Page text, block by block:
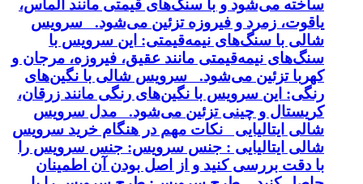
ساخته می‌شود و با سنگ‌های قیمتی مانند الماس،
یاقوت، زمرد و فیروزه تزئین می‌شود. سرویس
شالی با سنگ‌های نیمه‌قیمتی: این سرویس با
سنگ‌های نیمه‌قیمتی مانند عقیق، فیروزه، مرجان و
کهربا تزئین می‌شود. سرویس شالی با نگین‌های
رنگی: این سرویس با نگین‌های رنگی مانند زرقان،
کریستال و چینی تزئین می‌شود. مدل سرویس
شالی ایتالیایی نکات مهم در هنگام خرید سرویس
شالی ایتالیایی : جنس سرویس: جنس سرویس را
با دقت بررسی کنید و از اصل بودن آن اطمینان